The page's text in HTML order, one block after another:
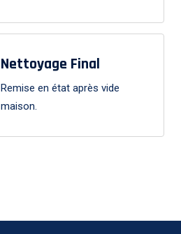
Nettoyage Final
Remise en état après vide
maison.